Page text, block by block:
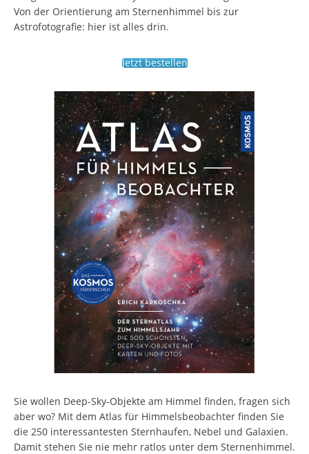
Von der Orientierung am Sternenhimmel bis zur
Astrofotografie: hier ist alles drin.
Jetzt bestellen
Sie wollen Deep-Sky-Objekte am Himmel finden, fragen sich
aber wo? Mit dem Atlas für Himmelsbeobachter finden Sie
die 250 interessantesten Sternhaufen, Nebel und Galaxien.
Damit stehen Sie nie mehr ratlos unter dem Sternenhimmel.